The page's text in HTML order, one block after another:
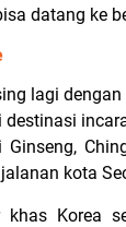
datang ke
lagi
kota
Korea